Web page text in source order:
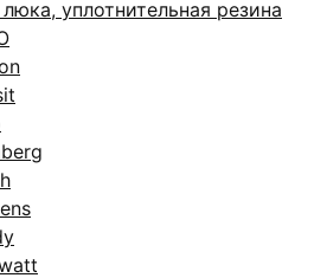
уплотнительная резина